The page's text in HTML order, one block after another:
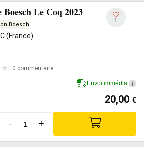
Boesch Le Coq 2023
Boesch
(France)
0 commentaire
1
Envoi immédiat i
20,00 €
- +